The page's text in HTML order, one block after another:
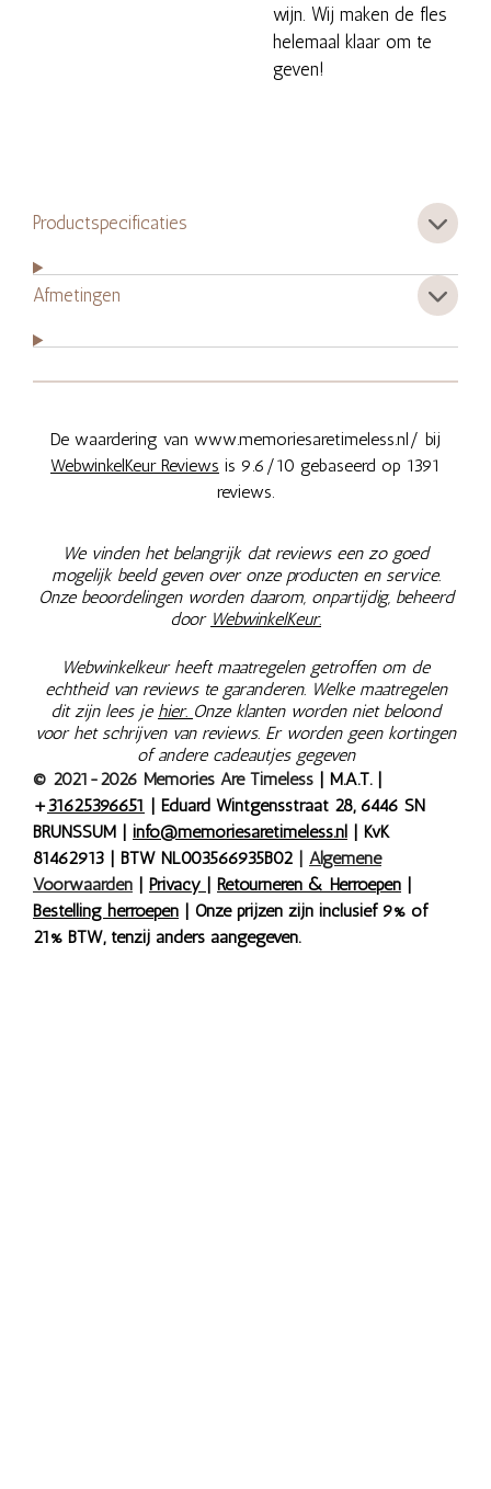
wijn. Wij maken de fles
helemaal klaar om te
geven!
Productspecificaties
Afmetingen
De waardering van www.memoriesaretimeless.nl/ bij
WebwinkelKeur Reviews is 9.6/10 gebaseerd op 1391
reviews.
We vinden het belangrijk dat reviews een zo goed
mogelijk beeld geven over onze producten en service.
Onze beoordelingen worden daarom, onpartijdig, beheerd
door WebwinkelKeur.
Webwinkelkeur heeft maatregelen getroffen om de
echtheid van reviews te garanderen. Welke maatregelen
dit zijn lees je hier. Onze klanten worden niet beloond
voor het schrijven van reviews. Er worden geen kortingen
of andere cadeautjes gegeven
© 2021-2026 Memories Are Timeless | M.A.T. |
+31625396651 | Eduard Wintgensstraat 28, 6446 SN
BRUNSSUM | info@memoriesaretimeless.nl | KvK
81462913 | BTW NL003566935B02 | Algemene
Voorwaarden | Privacy | Retourneren & Herroepen |
Bestelling herroepen | Onze prijzen zijn inclusief 9% of
21% BTW, tenzij anders aangegeven.